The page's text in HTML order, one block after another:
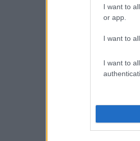
I want to
or app.
I want to
I want to